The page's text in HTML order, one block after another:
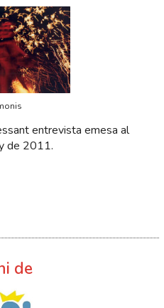
entrevista emesa al
de 2011.
de